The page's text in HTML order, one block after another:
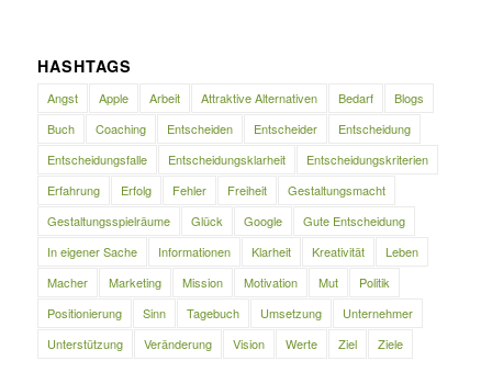
HASHTAGS
Angst Apple Arbeit Attraktive Alternativen Bedarf
Blogs
Buch
Coaching Entscheiden Entscheider
Entscheidung
Entscheidungsfalle
Entscheidungsklarheit
Entscheidungskriterien
Erfahrung
Erfolg Fehler Freiheit
Gestaltungsmacht
Gestaltungsspielräume
Glück Google
Gute Entscheidung
In eigener Sache
Informationen Klarheit Kreativität
Leben
Macher
Marketing Mission Motivation Mut
Politik
Positionierung
Sinn Tagebuch Umsetzung
Unternehmer
Unterstützung
Veränderung Vision Werte Ziel Ziele